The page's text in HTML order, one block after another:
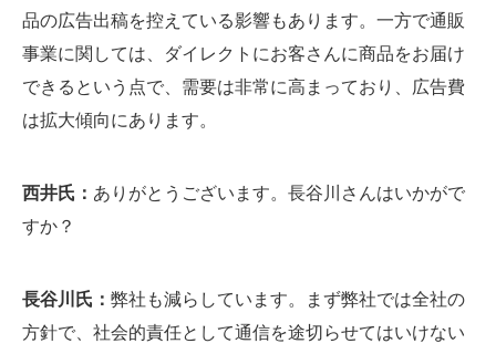
品の広告出稿を控えている影響もあります。一方で通販
事業に関しては、ダイレクトにお客さんに商品をお届け
できるという点で、需要は非常に高まっており、広告費
は拡大傾向にあります。
西井氏： ありがとうございます。長谷川さんはいかがで
すか？
長谷川氏： 弊社も減らしています。まず弊社では全社の
方針で、社会的責任として通信を途切らせてはいけない